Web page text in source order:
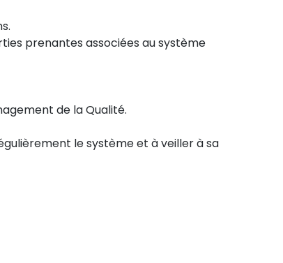
prenantes associées au système
de la Qualité.
le système et à veiller à sa